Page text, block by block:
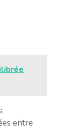
entre